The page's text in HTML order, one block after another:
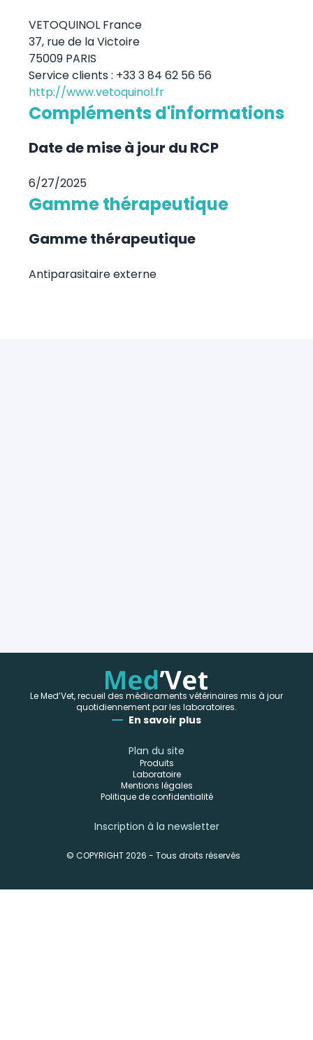
VETOQUINOL France
37, rue de la Victoire
75009 PARIS
Service clients : +33 3 84 62 56 56
http://www.vetoquinol.fr
Compléments d'informations
Date de mise à jour du RCP
6/27/2025
Gamme thérapeutique
Gamme thérapeutique
Antiparasitaire externe
Le Med’Vet, recueil des médicaments vétérinaires mis à jour
quotidiennement par les laboratoires.
En savoir plus
Plan du site
Produits
Laboratoire
Mentions légales
Politique de confidentialité
Inscription à la newsletter
© COPYRIGHT 2026 - Tous droits réservés